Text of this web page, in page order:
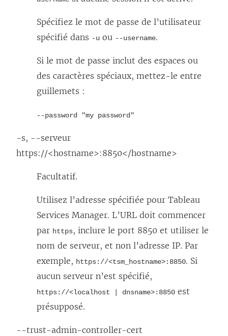
Spécifiez le mot de passe de l’utilisateur
spécifié dans -u ou --username.
Si le mot de passe inclut des espaces ou
des caractères spéciaux, mettez-le entre
guillemets :
--password "my password"
-s, --serveur
https://<hostname>:8850</hostname>
Facultatif.
Utilisez l’adresse spécifiée pour Tableau
Services Manager. L’URL doit commencer
par https, inclure le port 8850 et utiliser le
nom de serveur, et non l’adresse IP. Par
exemple, https://<tsm_hostname>:8850. Si
aucun serveur n’est spécifié,
https://<localhost | dnsname>:8850 est
présupposé.
--trust-admin-controller-cert